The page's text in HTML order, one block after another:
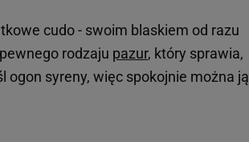
cudo - swoim blaskiem od razu
rodzaju pazur, który sprawia,
ogon syreny, więc spokojnie można ją